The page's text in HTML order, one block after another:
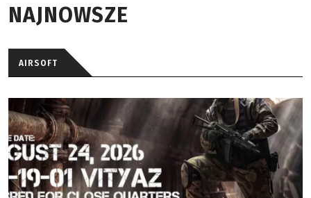
NAJNOWSZE
AIRSOFT